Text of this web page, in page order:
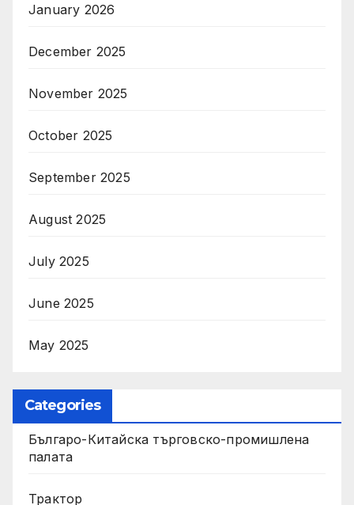
January 2026
December 2025
November 2025
October 2025
September 2025
August 2025
July 2025
June 2025
May 2025
Categories
Българо-Китайска търговско-промишлена
палата
Трактор